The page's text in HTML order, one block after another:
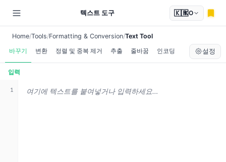
텍스트 도구 🇰🇷KO
Home Tools Formatting & Conversion Text Tool
바꾸기
변환 정렬 및 중복 제거 추출 줄바꿈 인코딩 설정
입력
1